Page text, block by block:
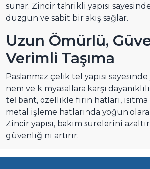
sunar. Zincir tahrikli yapısı
düzgün ve sabit bir akış sağlar.
Uzun Ömürlü,
Verimli Taşıma
Paslanmaz çelik tel yapısı sayesinde
nem ve kimyasallara karşı
tel bant, özellikle fırın hatları,
metal işleme hatlarında yoğun
Zincir yapısı, bakım sürelerini
güvenliğini artırır.